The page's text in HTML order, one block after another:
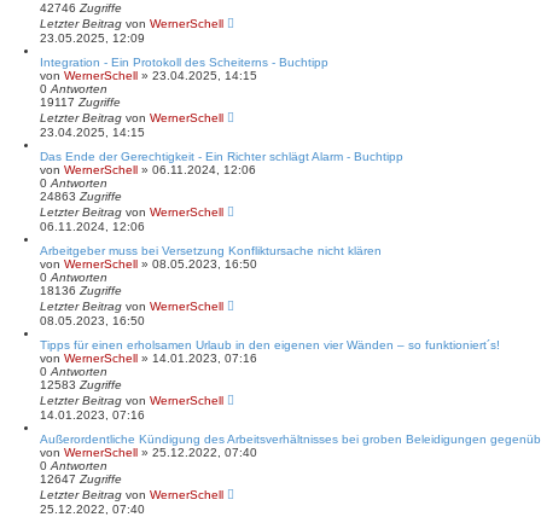
42746 Zugriffe
Letzter Beitrag von WernerSchell
23.05.2025, 12:09
Integration - Ein Protokoll des Scheiterns - Buchtipp
von WernerSchell » 23.04.2025, 14:15
0 Antworten
19117 Zugriffe
Letzter Beitrag von WernerSchell
23.04.2025, 14:15
Das Ende der Gerechtigkeit - Ein Richter schlägt Alarm - Buchtipp
von WernerSchell » 06.11.2024, 12:06
0 Antworten
24863 Zugriffe
Letzter Beitrag von WernerSchell
06.11.2024, 12:06
Arbeitgeber muss bei Versetzung Konfliktursache nicht klären
von WernerSchell » 08.05.2023, 16:50
0 Antworten
18136 Zugriffe
Letzter Beitrag von WernerSchell
08.05.2023, 16:50
Tipps für einen erholsamen Urlaub in den eigenen vier Wänden – so funktioniert´s!
von WernerSchell » 14.01.2023, 07:16
0 Antworten
12583 Zugriffe
Letzter Beitrag von WernerSchell
14.01.2023, 07:16
Außerordentliche Kündigung des Arbeitsverhältnisses bei groben Beleidigungen
von WernerSchell » 25.12.2022, 07:40
0 Antworten
12647 Zugriffe
Letzter Beitrag von WernerSchell
25.12.2022, 07:40